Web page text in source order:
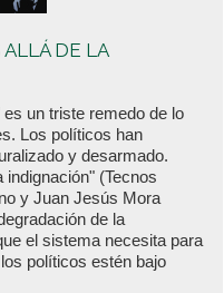
DE LA
un triste remedo de lo
Los políticos han
y desarmado.
(Tecnos
y Juan Jesús Mora
de la
el sistema necesita para
políticos estén bajo